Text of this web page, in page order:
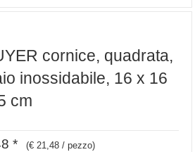
cornice, quadrata,
inossidabile, 16 x 16
cm
* (€ 21,48 / pezzo)